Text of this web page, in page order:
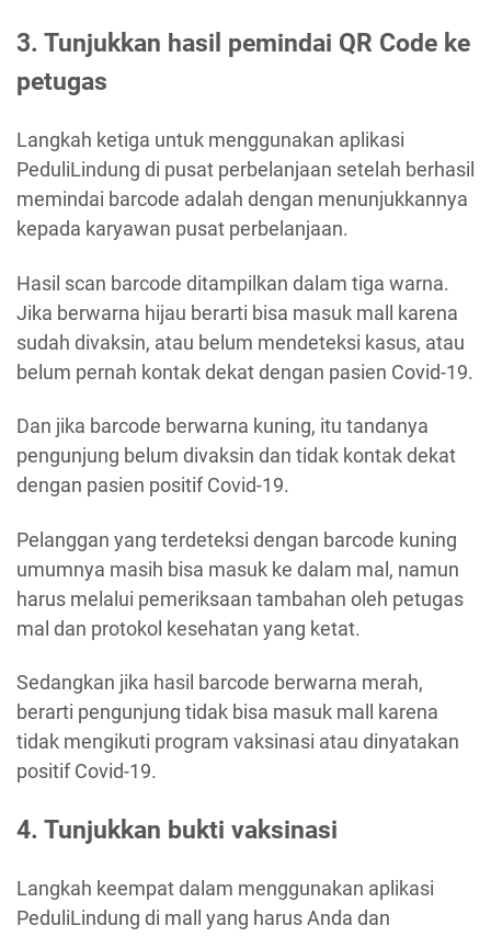
3. Tunjukkan hasil pemindai QR Code ke
petugas
Langkah ketiga untuk menggunakan aplikasi
PeduliLindung di pusat perbelanjaan setelah berhasil
memindai barcode adalah dengan menunjukkannya
kepada karyawan pusat perbelanjaan.
Hasil scan barcode ditampilkan dalam tiga warna.
Jika berwarna hijau berarti bisa masuk mall karena
sudah divaksin, atau belum mendeteksi kasus, atau
belum pernah kontak dekat dengan pasien Covid-19.
Dan jika barcode berwarna kuning, itu tandanya
pengunjung belum divaksin dan tidak kontak dekat
dengan pasien positif Covid-19.
Pelanggan yang terdeteksi dengan barcode kuning
umumnya masih bisa masuk ke dalam mal, namun
harus melalui pemeriksaan tambahan oleh petugas
mal dan protokol kesehatan yang ketat.
Sedangkan jika hasil barcode berwarna merah,
berarti pengunjung tidak bisa masuk mall karena
tidak mengikuti program vaksinasi atau dinyatakan
positif Covid-19.
4. Tunjukkan bukti vaksinasi
Langkah keempat dalam menggunakan aplikasi
PeduliLindung di mall yang harus Anda dan